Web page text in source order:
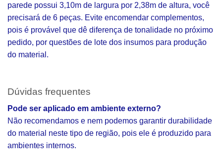
parede possui 3,10m de largura por 2,38m de altura, você
precisará de 6 peças. Evite encomendar complementos,
pois é provável que dê diferença de tonalidade no próximo
pedido, por questões de lote dos insumos para produção
do material.
Dúvidas frequentes
Pode ser aplicado em ambiente externo?
Não recomendamos e nem podemos garantir durabilidade
do material neste tipo de região, pois ele é produzido para
ambientes internos.